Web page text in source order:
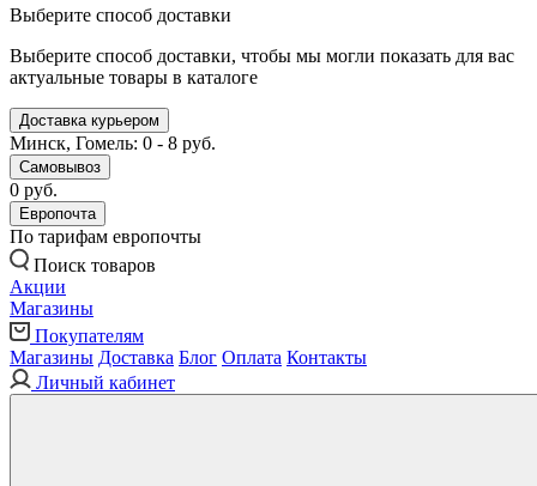
Выберите способ доставки
Выберите способ доставки, чтобы мы могли показать для вас
актуальные товары в каталоге
Доставка курьером
Минск, Гомель: 0 - 8 руб.
Самовывоз
0 руб.
Европочта
По тарифам европочты
Поиск товаров
Акции
Магазины
Покупателям
Магазины Доставка Блог Оплата Контакты
Личный кабинет